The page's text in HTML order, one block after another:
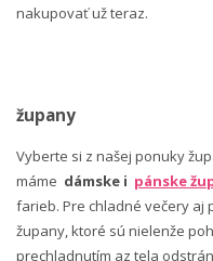
nakupovať už teraz.
župany
Vyberte si z našej ponuky
máme dámske i pánske
farieb. Pre chladné večery aj
župany, ktoré sú nielenže
prechladnutím az tela